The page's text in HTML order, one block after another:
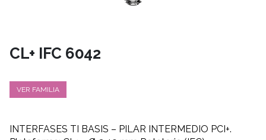
CL+ IFC 6042
VER FAMILIA
INTERFASES TI BASIS – PILAR INTERMEDIO PCI+.